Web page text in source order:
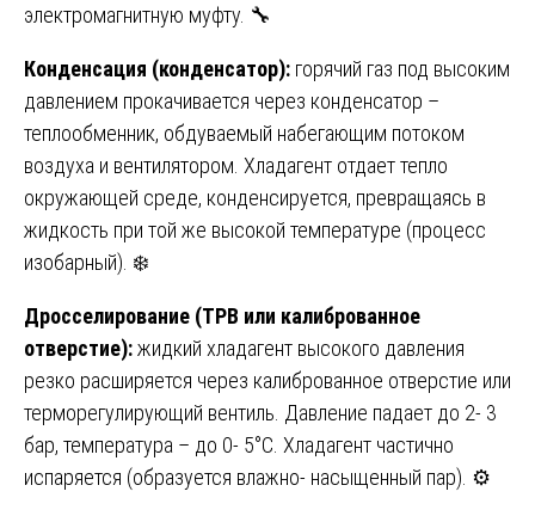
электромагнитную муфту. 🔧
Конденсация (конденсатор): горячий газ под высоким
давлением прокачивается через конденсатор –
теплообменник, обдуваемый набегающим потоком
воздуха и вентилятором. Хладагент отдает тепло
окружающей среде, конденсируется, превращаясь в
жидкость при той же высокой температуре (процесс
изобарный). ❄️
Дросселирование (ТРВ или калиброванное
отверстие):жидкий хладагент высокого давления
резко расширяется через калиброванное отверстие или
терморегулирующий вентиль. Давление падает до 2- 3
бар, температура – до 0- 5°C. Хладагент частично
испаряется (образуется влажно- насыщенный пар). ⚙️